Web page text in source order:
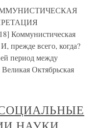
прежде всего, когда?
период между
Октябрьская
СОЦИАЛЬНЫЕ